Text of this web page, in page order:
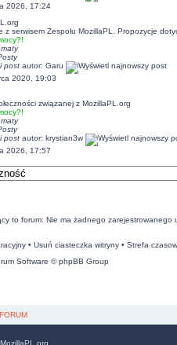
2026, 17:24
z serwisem Zespołu MozillaPL. Propozycje
postautor: Garu
2020, 19:03
związanej z MozillaPL.org
postautor: krystian3w
2026, 17:57
to forum: Nie ma żadnego zarejestrowanego
• Usuń ciasteczka witryny• Strefa
Software © phpBB Group
FORUM
MozillaPL.org